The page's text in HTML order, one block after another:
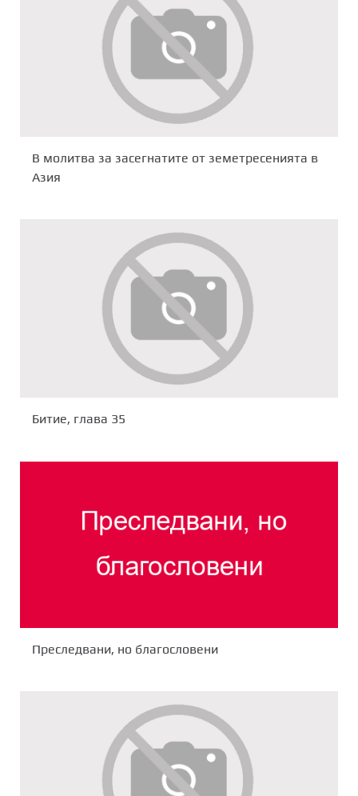
В молитва за засегнатите от земетресенията в
Азия
Битие, глава 35
Преследвани, но благословени